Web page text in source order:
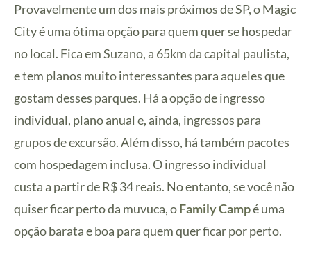
Provavelmente um dos mais próximos de SP, o Magic
City é uma ótima opção para quem quer se hospedar
no local. Fica em Suzano, a 65km da capital paulista,
e tem planos muito interessantes para aqueles que
gostam desses parques. Há a opção de ingresso
individual, plano anual e, ainda, ingressos para
grupos de excursão. Além disso, há também pacotes
com hospedagem inclusa. O ingresso individual
custa a partir de R$ 34 reais. No entanto, se você não
quiser ficar perto da muvuca, oFamily Campé uma
opção barata e boa para quem quer ficar por perto.